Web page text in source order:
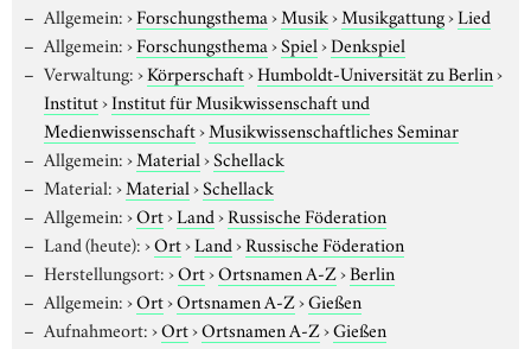
Allgemein:›Forschungsthema›Musik›Musikgattung›Lied
Allgemein:›Forschungsthema›Spiel›Denkspiel
Verwaltung:›Körperschaft›Humboldt-Universität zu Berlin›
Institut›Institut für Musikwissenschaft und
Medienwissenschaft›Musikwissenschaftliches Seminar
Allgemein:›Material›Schellack
Material:›Material›Schellack
Allgemein:›Ort›Land›Russische Föderation
Land (heute):›Ort›Land›Russische Föderation
Herstellungsort:›Ort›Ortsnamen A-Z›Berlin
Allgemein:›Ort›Ortsnamen A-Z›Gießen
Aufnahmeort:›Ort›Ortsnamen A-Z›Gießen